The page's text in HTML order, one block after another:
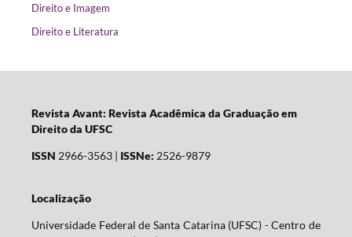
Direito e Imagem
Direito e Literatura
Revista Avant: Revista Acadêmica da Graduação em
Direito da UFSC
ISSN 2966-3563 | ISSNe: 2526-9879
Localização
Universidade Federal de Santa Catarina (UFSC) - Centro de